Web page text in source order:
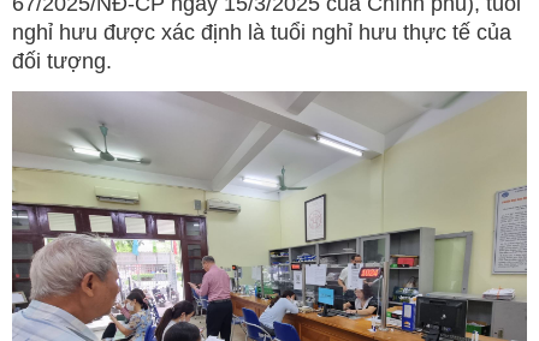
nghỉ hưu được xác định là tuổi nghỉ hưu thực tế của
đối tượng.